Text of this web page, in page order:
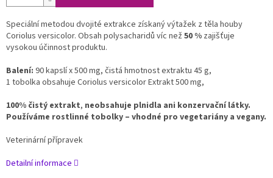
Speciální metodou dvojité extrakce získaný výtažek z těla houby
Coriolus versicolor. Obsah polysacharidů víc než 50 % zajišťuje
vysokou účinnost produktu.
Balení: 90 kapslí x 500 mg, čistá hmotnost extraktu 45 g,
1 tobolka obsahuje Coriolus versicolor Extrakt 500 mg,
100% čistý extrakt, neobsahuje plnidla ani konzervační látky.
Používáme rostlinné tobolky – vhodné pro vegetariány a vegany.
Veterinární přípravek
Detailní informace